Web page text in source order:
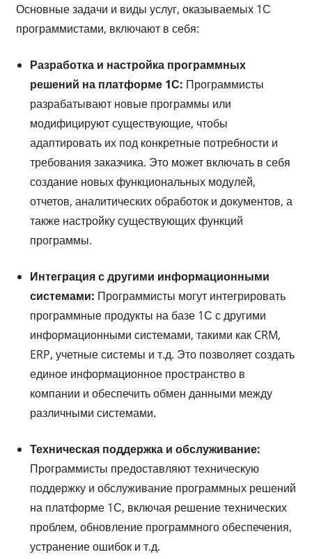
Основные задачи и виды услуг, оказываемых 1С
программистами, включают в себя:
Разработка и настройка программных
решений на платформе 1С: Программисты
разрабатывают новые программы или
модифицируют существующие, чтобы
адаптировать их под конкретные потребности и
требования заказчика. Это может включать в себя
создание новых функциональных модулей,
отчетов, аналитических обработок и документов, а
также настройку существующих функций
программы.
Интеграция с другими информационными
системами: Программисты могут интегрировать
программные продукты на базе 1С с другими
информационными системами, такими как CRM,
ERP, учетные системы и т.д. Это позволяет создать
единое информационное пространство в
компании и обеспечить обмен данными между
различными системами.
Техническая поддержка и обслуживание:
Программисты предоставляют техническую
поддержку и обслуживание программных решений
на платформе 1С, включая решение технических
проблем, обновление программного обеспечения,
устранение ошибок и т.д.